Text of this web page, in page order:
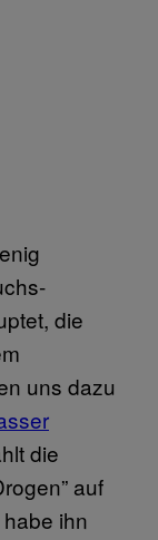
die
uns dazu
die
auf
ihn